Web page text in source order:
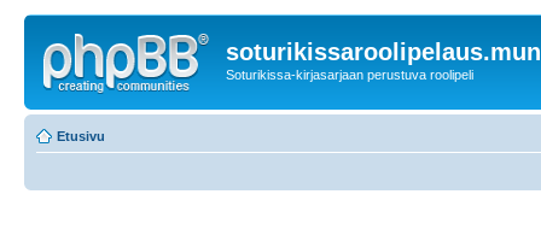
Soturikissa-kirjasarjaan perustuva roolipeli
Etusivu